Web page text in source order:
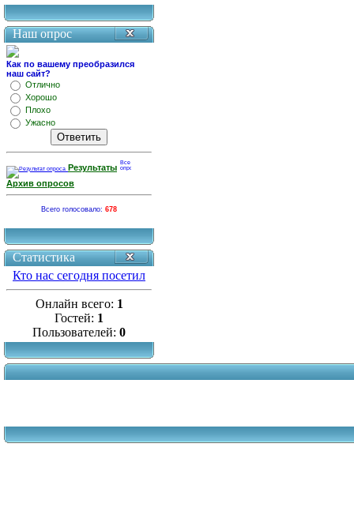
Наш опрос
Как по вашему преобразился
наш сайт?
Отлично
Хорошо
Плохо
Ужасно
Результаты
Архив опросов
Всего голосовало: 678
Статистика
Кто нас сегодня посетил
Онлайн всего: 1
Гостей: 1
Пользователей: 0